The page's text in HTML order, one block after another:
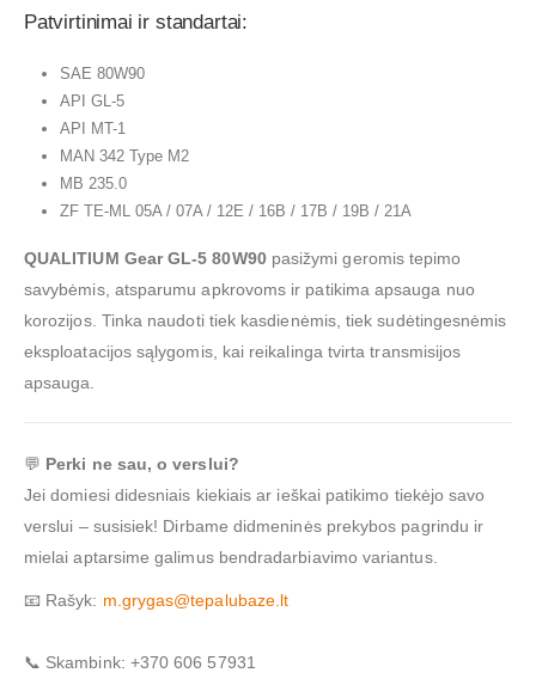
Patvirtinimai ir standartai:
SAE 80W90
API GL-5
API MT-1
MAN 342 Type M2
MB 235.0
ZF TE-ML 05A / 07A / 12E / 16B / 17B / 19B / 21A
QUALITIUM Gear GL-5 80W90pasižymi geromis tepimo
savybėmis, atsparumu apkrovoms ir patikima apsauga nuo
korozijos. Tinka naudoti tiek kasdienėmis, tiek sudėtingesnėmis
eksploatacijos sąlygomis, kai reikalinga tvirta transmisijos
apsauga.
💬 Perki ne sau, o verslui?
Jei domiesi didesniais kiekiais ar ieškai patikimo tiekėjo savo
verslui – susisiek! Dirbame didmeninės prekybos pagrindu ir
mielai aptarsime galimus bendradarbiavimo variantus.
📧 Rašyk: m.grygas@tepalubaze.lt
📞 Skambink: +370 606 57931